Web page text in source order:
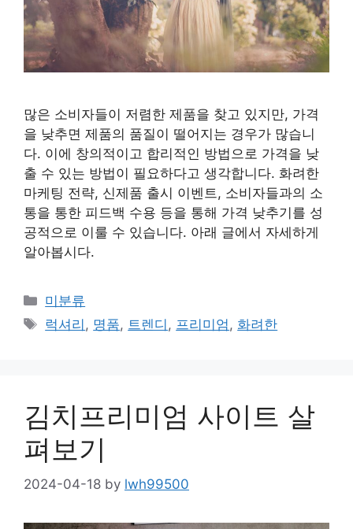
많은 소비자들이 저렴한 제품을 찾고 있지만, 가격
을 낮추면 제품의 품질이 떨어지는 경우가 많습니
다. 이에 창의적이고 합리적인 방법으로 가격을 낮
출 수 있는 방법이 필요하다고 생각합니다. 화려한
마케팅 전략, 신제품 출시 이벤트, 소비자들과의 소
통을 통한 피드백 수용 등을 통해 가격 낮추기를 성
공적으로 이룰 수 있습니다. 아래 글에서 자세하게
알아봅시다.
Categories
미분류
Tags
럭셔리 , 명품, 트렌디 , 프리미엄, 화려한
김치프리미엄 사이트 살
펴보기
2024-04-18 by lwh99500